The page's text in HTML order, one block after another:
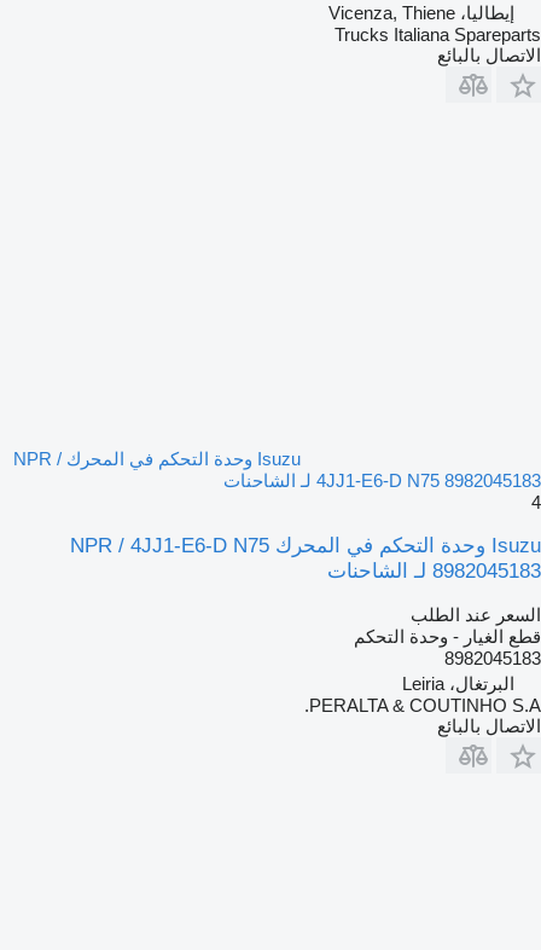
إيطاليا، Vicenza, Thiene
Trucks Italiana Spareparts
الاتصال بالبائع
Isuzu وحدة التحكم في المحرك NPR /
4JJ1-E6-D N75 8982045183 لـ الشاحنات
4
Isuzu وحدة التحكم في المحرك NPR / 4JJ1-E6-D N75
8982045183 لـ الشاحنات
السعر عند الطلب
قطع الغيار - وحدة التحكم
8982045183
البرتغال، Leiria
PERALTA & COUTINHO S.A.
الاتصال بالبائع